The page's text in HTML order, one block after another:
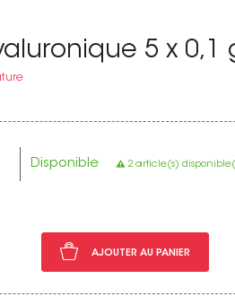
5 x 0,1
Disponible 2 article(s)
AJOUTER AU PANIER